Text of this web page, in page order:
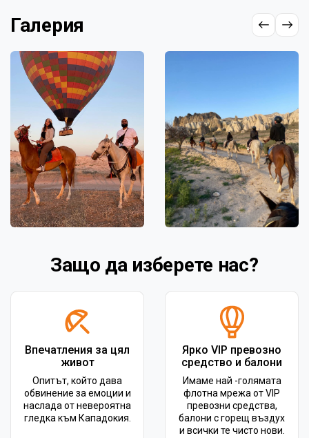
Галерия
Защо да изберете нас?
Впечатления за цял
живот
Опитът, който дава
обвинение за емоции и
наслада от невероятна
гледка към Кападокия.
Ярко VIP превозно
средство и балони
Имаме най -голямата
флотна мрежа от VIP
превозни средства,
балони с горещ въздух
и всички те чисто нови.